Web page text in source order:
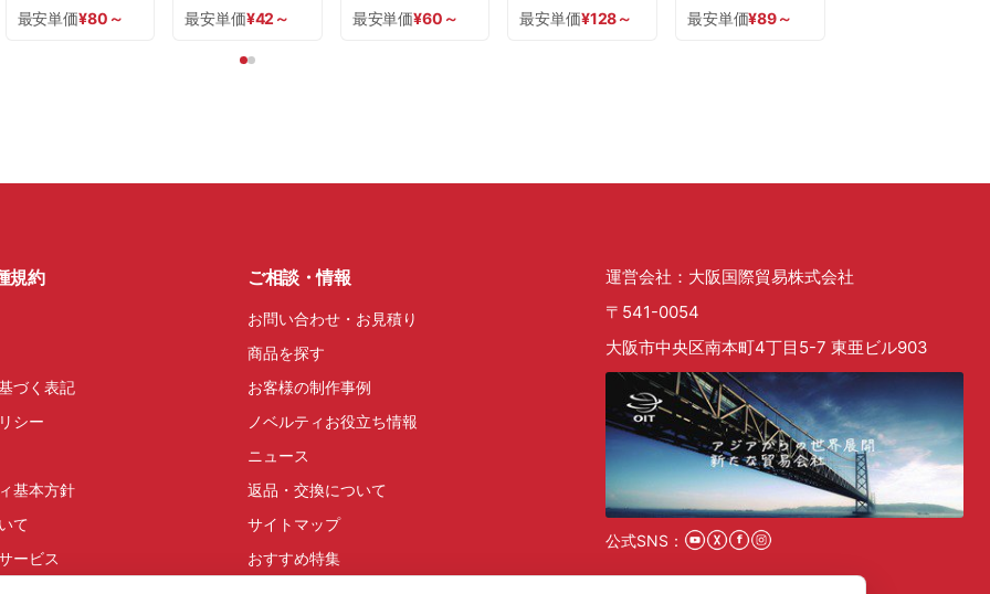
最安単価¥80 ～ 最安単価¥42 ～
最安単価¥60 ～
最安単価¥128～
最安単価¥89～
規約
づく表記
シー
基本方針
て
ービス
ご相談・情報
お問い合わせ・お見積り
商品を探す
お客様の制作事例
ノベルティお役立ち情報
ニュース
返品・交換について
サイトマップ
おすすめ特集
運営会社：大阪国際貿易株式会社
〒541-0054
大阪市中央区南本町4丁目5-7 東亜ビル903
公式SNS：